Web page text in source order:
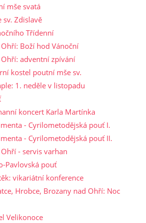
mše svatá
Zdislavě
Třídenní
Boží hod Vánoční
adventní zpívání
kostel poutní mše sv.
1. neděle v listopadu
koncert Karla Martínka
- Cyrilometodějská pouť I.
- Cyrilometodějská pouť II.
- servis varhan
Pavlovská pouť
vikariátní konference
Hrobce, Brozany nad Ohří: Noc
Velikonoce